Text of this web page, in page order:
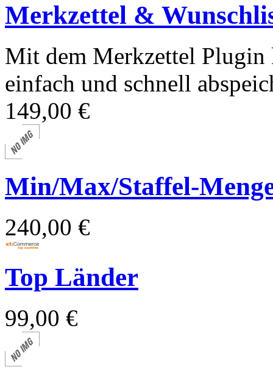
Merkzettel &
Mit dem Merkzettel Plugin
einfach und schnell
149,00 €
Min/Max/Staffel-
240,00 €
Top Länder
99,00 €